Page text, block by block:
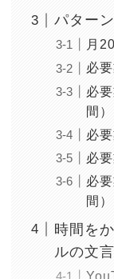
パター
月
必
必
間）
必
必
必
間）
時間を
ルの文